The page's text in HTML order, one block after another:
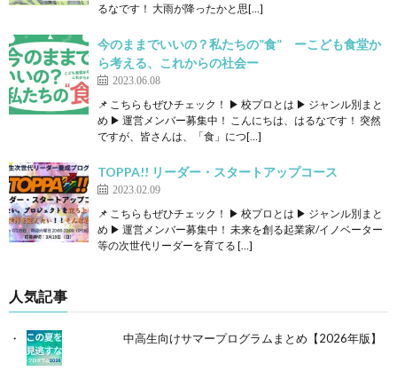
るなです！ 大雨が降ったかと思[…]
今のままでいいの？私たちの”食” ーこども食堂か
ら考える、これからの社会ー
2023.06.08
📌 こちらもぜひチェック！ ▶ 校プロとは ▶ ジャンル別まと
め ▶ 運営メンバー募集中！ こんにちは、はるなです！ 突然
ですが、皆さんは、「食」につ[…]
TOPPA!! リーダー・スタートアップコース
2023.02.09
📌 こちらもぜひチェック！ ▶ 校プロとは ▶ ジャンル別まと
め ▶ 運営メンバー募集中！ 未来を創る起業家/イノベーター
等の次世代リーダーを育てる […]
人気記事
中高生向けサマープログラムまとめ【2026年版】